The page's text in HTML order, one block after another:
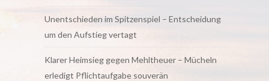
Unentschieden im Spitzenspiel – Entscheidung
um den Aufstieg vertagt
Klarer Heimsieg gegen Mehltheuer – Mücheln
erledigt Pflichtaufgabe souverän